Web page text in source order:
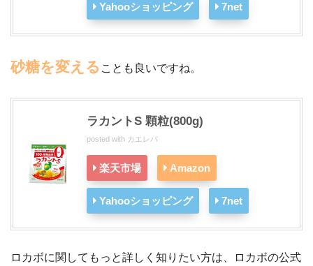
Yahooショッピング 7net
砂糖を変える ことも良いですね。
ラカントS 顆粒(800g)
posted with カエレバ
楽天市場 Amazon
Yahooショッピング 7net
ロカボに関してもっと詳しく知りたい方は、ロカボの公式